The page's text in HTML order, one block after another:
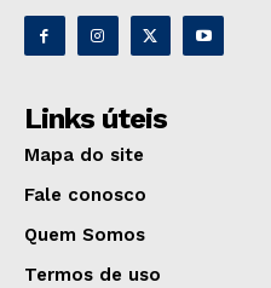
Links úteis
Mapa do site
Fale conosco
Quem Somos
Termos de uso